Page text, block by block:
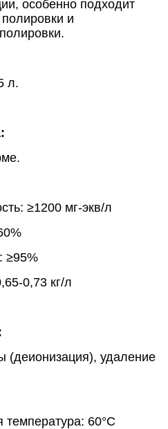
особенно подходит
и
л.
≥1200 мг-экв/л
≥95%
0,73 кг/л
(деионизация), удаление
60°С